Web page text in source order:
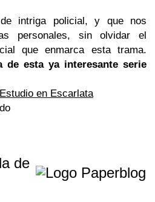
intriga policial, y que nos
personales, sin olvidar el
que enmarca esta trama.
de esta ya interesante serie
Estudio en Escarlata
de